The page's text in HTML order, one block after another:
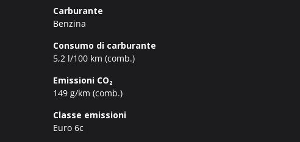
Carburante
Benzina
Consumo di carburante
5,2 l/100 km (comb.)
Emissioni CO₂
149 g/km (comb.)
Classe emissioni
Euro 6c